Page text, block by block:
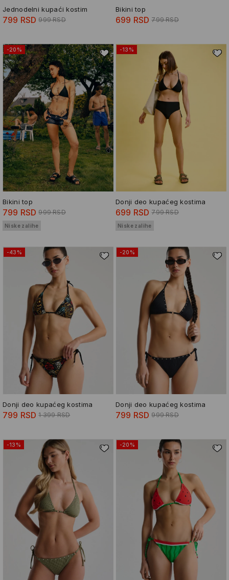
Jednodelni kupaći kostim
799 RSD 999 RSD
Bikini top
699 RSD 799 RSD
-20%
Bikini top
799 RSD 999 RSD
Niske zalihe
-13%
Donji deo kupaćeg kostima
699 RSD 799 RSD
Niske zalihe
-43%
Donji deo kupaćeg kostima
799 RSD 1 399 RSD
-20%
Donji deo kupaćeg kostima
799 RSD 999 RSD
-13% -20%